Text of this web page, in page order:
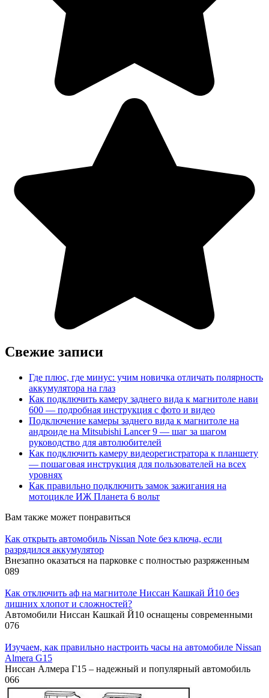
Свежие записи
Где плюс, где минус: учим новичка отличать полярность
аккумулятора на глаз
Как подключить камеру заднего вида к магнитоле нави
600 — подробная инструкция с фото и видео
Подключение камеры заднего вида к магнитоле на
андроиде на Mitsubishi Lancer 9 — шаг за шагом
руководство для автолюбителей
Как подключить камеру видеорегистратора к планшету
— пошаговая инструкция для пользователей на всех
уровнях
Как правильно подключить замок зажигания на
мотоцикле ИЖ Планета 6 вольт
Вам также может понравиться
Как открыть автомобиль Nissan Note без ключа, если
разрядился аккумулятор
Внезапно оказаться на парковке с полностью разряженным
089
Как отключить аф на магнитоле Ниссан Кашкай Й10 без
лишних хлопот и сложностей?
Автомобили Ниссан Кашкай Й10 оснащены современными
076
Изучаем, как правильно настроить часы на автомобиле Nissan
Almera G15
Ниссан Алмера Г15 – надежный и популярный автомобиль
066